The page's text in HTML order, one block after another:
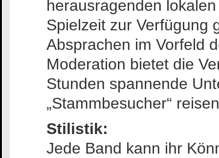
herausragenden
Spielzeit zur Verfügung
Absprachen im Vorfeld
Moderation bietet die
Stunden spannende
„Stammbesucher“
Stilistik:
Jede Band kann ihr